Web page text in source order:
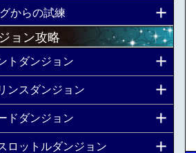
からの試練
ョン攻略
トダンジョン
ンスダンジョン
ドダンジョン
ロットルダンジョン